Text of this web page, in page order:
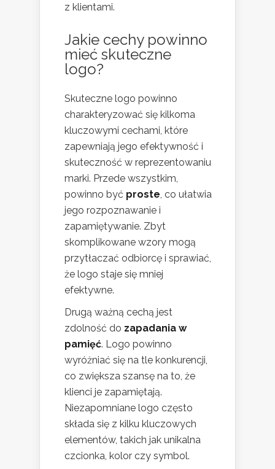
z klientami.
Jakie cechy powinno
mieć skuteczne
logo?
Skuteczne logo powinno
charakteryzować się kilkoma
kluczowymi cechami, które
zapewniają jego efektywność i
skuteczność w reprezentowaniu
marki. Przede wszystkim,
powinno być proste , co ułatwia
jego rozpoznawanie i
zapamiętywanie. Zbyt
skomplikowane wzory mogą
przytłaczać odbiorcę i sprawiać,
że logo staje się mniej
efektywne.
Drugą ważną cechą jest
zdolność do zapadania w
pamięć. Logo powinno
wyróżniać się na tle konkurencji,
co zwiększa szansę na to, że
klienci je zapamiętają.
Niezapomniane logo często
składa się z kilku kluczowych
elementów, takich jak unikalna
czcionka, kolor czy symbol.